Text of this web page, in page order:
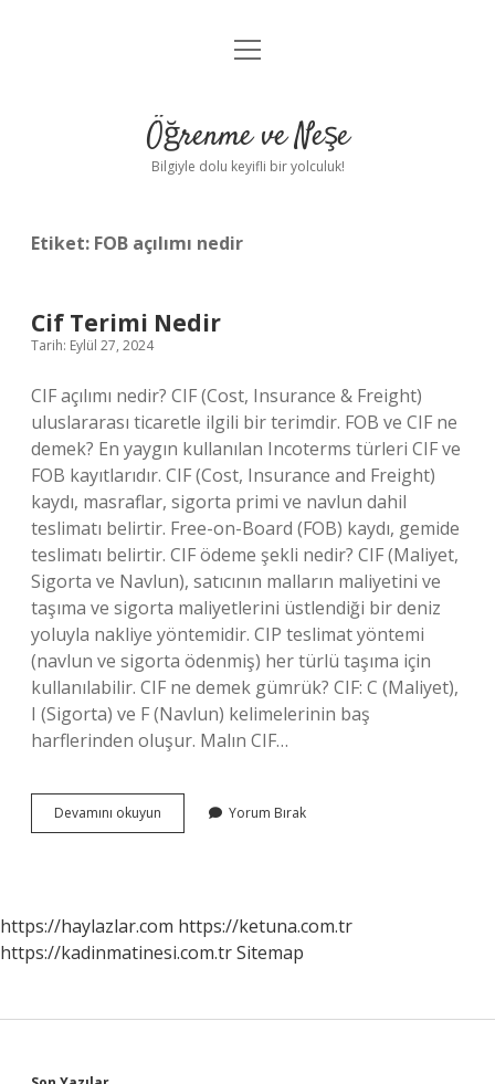
Anasayfa
Yasal Uyarı
menüyü
Öğrenme ve Neşe
Bilgiyle dolu keyifli bir yolculuk!
Etiket: FOB açılımı nedir
Cif Terimi Nedir
Tarih: Eylül 27, 2024
CIF açılımı nedir? CIF (Cost, Insurance & Freight)
uluslararası ticaretle ilgili bir terimdir. FOB ve CIF ne
demek? En yaygın kullanılan Incoterms türleri CIF ve
FOB kayıtlarıdır. CIF (Cost, Insurance and Freight)
kaydı, masraflar, sigorta primi ve navlun dahil
teslimatı belirtir. Free-on-Board (FOB) kaydı, gemide
teslimatı belirtir. CIF ödeme şekli nedir? CIF (Maliyet,
Sigorta ve Navlun), satıcının malların maliyetini ve
taşıma ve sigorta maliyetlerini üstlendiği bir deniz
yoluyla nakliye yöntemidir. CIP teslimat yöntemi
(navlun ve sigorta ödenmiş) her türlü taşıma için
kullanılabilir. CIF ne demek gümrük? CIF: C (Maliyet),
I (Sigorta) ve F (Navlun) kelimelerinin baş
harflerinden oluşur. Malın CIF…
Devamını okuyun
Terimi
Yorum Bırak
https://haylazlar.com https://ketuna.com.tr
https://kadinmatinesi.com.trSitemap